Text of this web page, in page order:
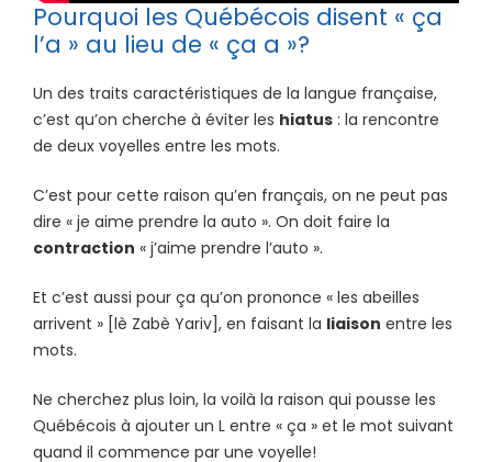
Pourquoi les Québécois disent « ça
l’a » au lieu de « ça a »?
Un des traits caractéristiques de la langue française,
c’est qu’on cherche à éviter les hiatus : la rencontre
de deux voyelles entre les mots.
C’est pour cette raison qu’en français, on ne peut pas
dire « je aime prendre la auto ». On doit faire la
contraction « j’aime prendre l’auto ».
Et c’est aussi pour ça qu’on prononce « les abeilles
arrivent » [lè Zabè Yariv], en faisant la liaison entre les
mots.
Ne cherchez plus loin, la voilà la raison qui pousse les
Québécois à ajouter un L entre « ça » et le mot suivant
quand il commence par une voyelle!